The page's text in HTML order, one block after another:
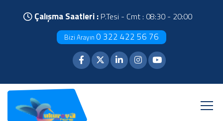
Çalışma Saatleri : P.Tesi - Cmt : 08:30 - 20:00
Bizi Arayın 0 322 422 56 76